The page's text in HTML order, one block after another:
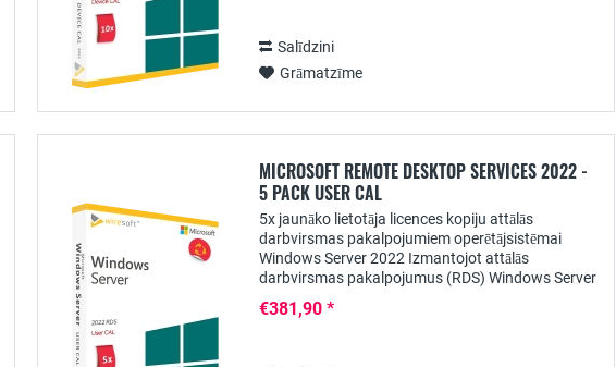
Salīdzini
Grāmatzīme
MICROSOFT REMOTE DESKTOP SERVICES 2022 -
5 PACK USER CAL
5x jaunāko lietotāja licences kopiju attālās
darbvirsmas pakalpojumiem operētājsistēmai
Windows Server 2022 Izmantojot attālās
darbvirsmas pakalpojumus (RDS) Windows Server
centralizēti padarīt...
€381,90 *